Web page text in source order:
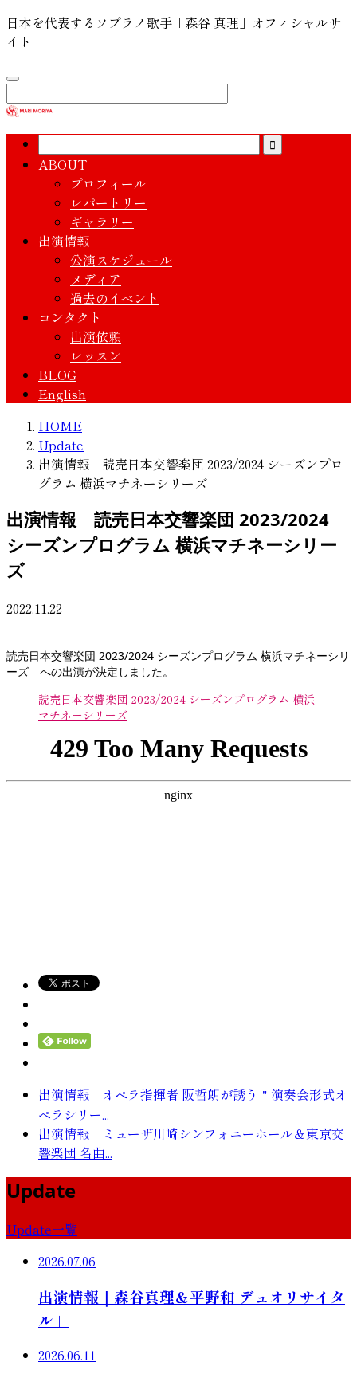
日本を代表するソプラノ歌手「森谷 真理」オフィシャルサ
イト
ABOUT
プロフィール
レパートリー
ギャラリー
出演情報
公演スケジュール
メディア
過去のイベント
コンタクト
出演依頼
レッスン
BLOG
English
HOME
Update
出演情報 読売日本交響楽団 2023/2024 シーズンプロ
グラム 横浜マチネーシリーズ
出演情報 読売日本交響楽団 2023/2024
シーズンプログラム 横浜マチネーシリー
ズ
2022.11.22
読売日本交響楽団 2023/2024 シーズンプログラム 横浜マチネーシリ
ーズ への出演が決定しました。
読売日本交響楽団 2023/2024 シーズンプログラム 横浜
マチネーシリーズ
出演情報 オペラ指揮者 阪哲朗が誘う＂演奏会形式オ
ペラシリー...
出演情報 ミューザ川崎シンフォニーホール＆東京交
響楽団 名曲...
Update
Update一覧
2026.07.06
出演情報｜森谷真理＆平野和 デュオリサイタ
ル」
2026.06.11